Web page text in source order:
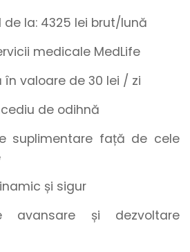
de la: 4325 lei brut/lună
medicale MedLife
în valoare de 30 lei / zi
de odihnă
suplimentare față de cele
și sigur
avansare și dezvoltare